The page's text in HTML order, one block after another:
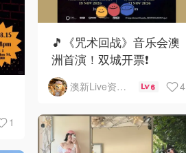
1
🎵《咒术回战》音乐会澳
洲首演！双城开票❗️
澳新Live资讯站 6 4